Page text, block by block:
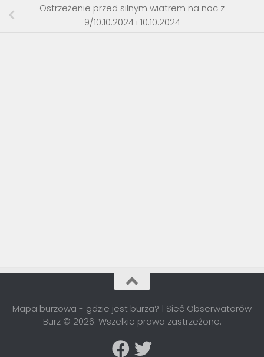
Ostrzeżenie przed silnym wiatrem na noc z
9/10.10.2024 i 10.10.2024
Mapa burzowa - gdzie jest burza? | Sieć Obserwatorów
Burz © 2026. Wszelkie prawa zastrzeżone.